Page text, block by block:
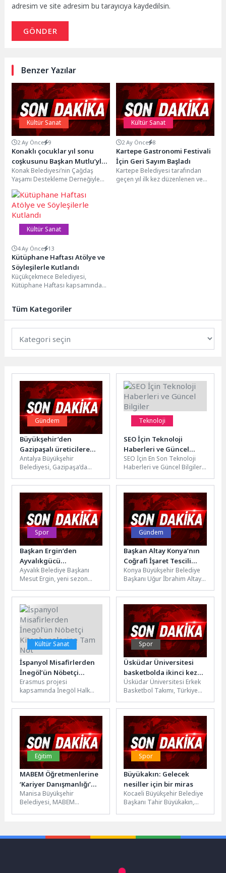
adresim ve site adresim bu tarayıcıya kaydedilsin.
GÖNDER
Benzer Yazılar
Kültür Sanat
2 Ay Önce 9
Konaklı çocuklar yıl sonu
coşkusunu Başkan Mutlu’yla
paylaştı
Konak Belediyesi’nin Çağdaş
Yaşamı Destekleme Derneğiyle
birlikte bir yıldır Ballıkuyu Semt
Merkezi ve Beştepeler Sosyal...
Kültür Sanat
2 Ay Önce 8
Kartepe Gastronomi Festivali
İçin Geri Sayım Başladı
Kartepe Belediyesi tarafından
geçen yıl ilk kez düzenlenen ve
Kültür Sanat
4 Ay Önce 13
Kütüphane Haftası Atölye ve
Söyleşilerle Kutlandı
Küçükçekmece Belediyesi,
Kütüphane Haftası kapsamında
Sefaköy Kültür...
Tüm Kategoriler
Gündem
Büyükşehir’den
Gazipaşalı üreticilere
naylon desteği
Antalya Büyükşehir
Belediyesi, Gazipaşa’da
şiddetli fırtına ve dolu
nedeniyle seralarında
maddi...
Teknoloji
SEO İçin Teknoloji
Haberleri ve Güncel
Bilgiler
SEO İçin En Son Teknoloji
Haberleri ve Güncel Bilgiler
Güncel Gelişmeleri...
Spor
Başkan Ergin’den
Ayvalıkgücü
Belediyespor’a Moral
Ziyareti
Ayvalık Belediye Başkanı
Mesut Ergin, yeni sezon
Ayvalıkgücü Belediyespor’u
antrenmanda ziyaret ederek
teknik...
Gündem
Başkan Altay Konya’nın
Coğrafi İşaret Tescili
Alan Ürün Sayısının 91’e
Ulaştığını Açıkladı
Konya Büyükşehir Belediye
Başkanı Uğur İbrahim Altay,
kültürünü yansıtan Karamık
Otlu Çorba...
Kültür Sanat
İspanyol Misafirlerden
İnegöl’ün Nöbetçi
Kitaphanelerine Tam Not
Erasmus projesi
kapsamında İnegöl Halk
olarak İspanya’dan İnegöl’e
gelen 8 kişilik heyet,...
Spor
Üsküdar Üniversitesi
basketbolda ikinci kez
Türkiye şampiyonu!
Üsküdar Üniversitesi Erkek
Basketbol Takımı, Türkiye
Federasyonu tarafından
düzenlenen ÜNİLİG Yaz Spor
Oyunları...
Eğitim
MABEM Öğretmenlerine
‘Kariyer Danışmanlığı’
Semineri
Manisa Büyükşehir
Belediyesi, MABEM
düzenledi. Eğitim ve Kariyer...
Spor
Büyükakın: Gelecek
nesiller için bir miras
Kocaeli Büyükşehir Belediye
Başkanı Tahir Büyükakın,
ziyaret ederek...